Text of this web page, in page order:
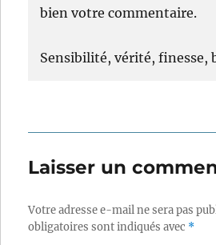
bien votre commentaire.
Sensibilité, vérité, finesse,
Laisser un
Votre adresse e-mail ne sera pas
obligatoires sont indiqués avec *